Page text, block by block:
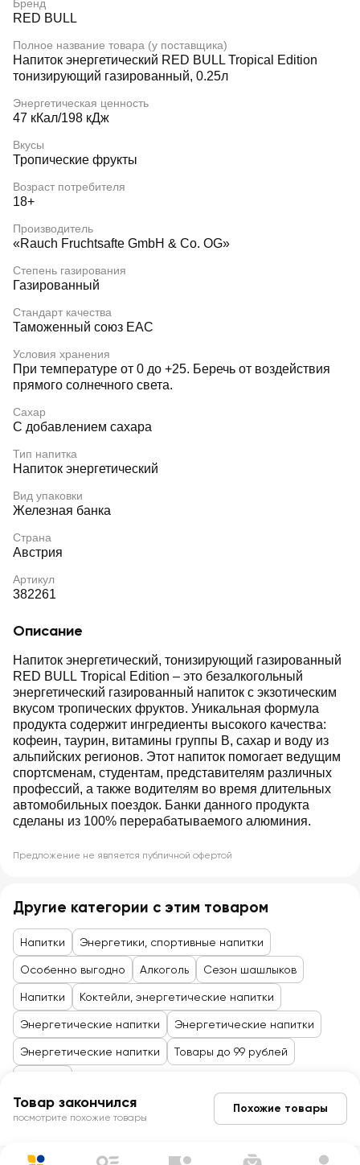
Бренд
RED BULL
Полное название товара (у поставщика)
Напиток энергетический RED BULL Tropical Edition
тонизирующий газированный, 0.25л
Энергетическая ценность
47 кКал/198 кДж
Вкусы
Тропические фрукты
Возраст потребителя
18+
Производитель
«Rauch Fruchtsafte GmbH & Co. OG»
Степень газирования
Газированный
Стандарт качества
Таможенный союз EAC
Условия хранения
При температуре от 0 до +25. Беречь от воздействия
прямого солнечного света.
Сахар
С добавлением сахара
Тип напитка
Напиток энергетический
Вид упаковки
Железная банка
Страна
Австрия
Артикул
382261
Описание
Напиток энергетический, тонизирующий газированный
RED BULL Tropical Edition – это безалкогольный
энергетический газированный напиток с экзотическим
вкусом тропических фруктов. Уникальная формула
продукта содержит ингредиенты высокого качества:
кофеин, таурин, витамины группы B, сахар и воду из
альпийских регионов. Этот напиток помогает ведущим
спортсменам, студентам, представителям различных
профессий, а также водителям во время длительных
автомобильных поездок. Банки данного продукта
сделаны из 100% перерабатываемого алюминия.
Предложение не является публичной офертой
Другие категории с этим товаром
Напитки Энергетики, спортивные напитки
Особенно выгодно Алкоголь Сезон шашлыков
Напитки Коктейли, энергетические напитки
Энергетические напитки Энергетические напитки
Энергетические напитки Товары до 99 рублей
Товар закончился
посмотрите похожие товары
Похожие товары